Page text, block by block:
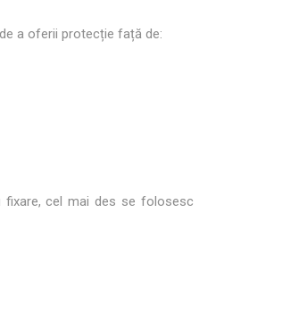
a oferii protecție față de:
cel mai des se folosesc